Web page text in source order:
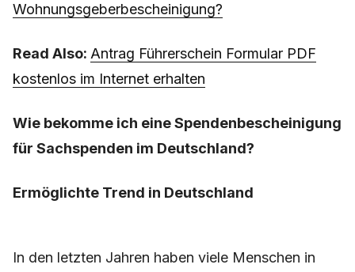
Wohnungsgeberbescheinigung?
Read Also: Antrag Führerschein Formular PDF
kostenlos im Internet erhalten
Wie bekomme ich eine Spendenbescheinigung
für Sachspenden im Deutschland?
Ermöglichte Trend in Deutschland
In den letzten Jahren haben viele Menschen in